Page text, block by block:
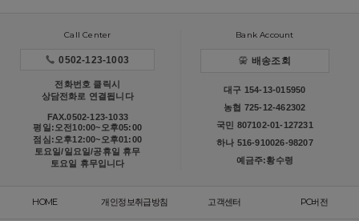
Call Center
0502-123-1003
전화번호 클릭시
상담전화로 연결됩니다
FAX.0502-123-1033
평일:오전10:00~오후05:00
점심:오후12:00~오후01:00
토요일/일요일/공휴일 휴무
토요일 휴무입니다
Bank Account
배송조회
대구 154-13-015950
농협 725-12-462302
국민 807102-01-127231
하나 516-910026-98207
예금주:황수령
HOME 개인정보취급방침 고객센터 PC버전